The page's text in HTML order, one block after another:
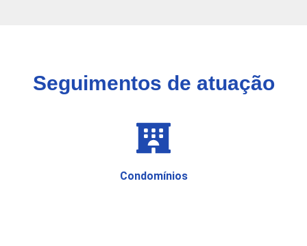
Seguimentos de atuação
Condomínios